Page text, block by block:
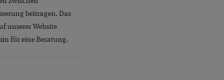
beitragen. Das
unserer Website
für eine Beratung.